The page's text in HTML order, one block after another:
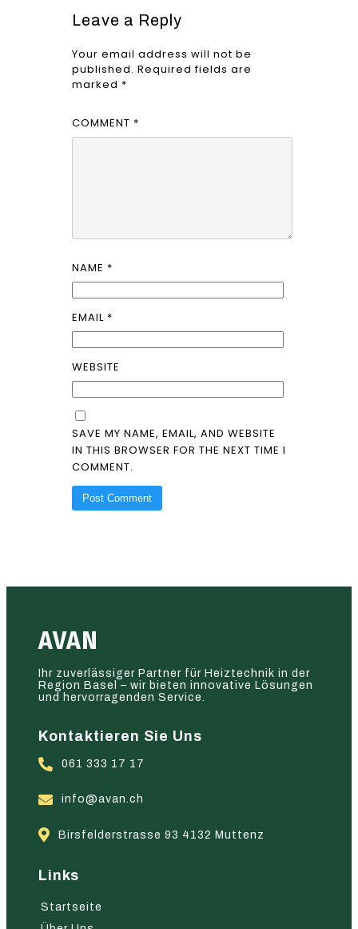
Leave a Reply
Your email address will not be
published. Required fields are
marked *
COMMENT *
NAME *
EMAIL *
WEBSITE
SAVE MY NAME, EMAIL, AND WEBSITE
IN THIS BROWSER FOR THE NEXT TIME I
COMMENT.
AVAN
Ihr zuverlässiger Partner für Heiztechnik in der
Region Basel – wir bieten innovative Lösungen
und hervorragenden Service.
Kontaktieren Sie Uns
061 333 17 17
info@avan.ch
Birsfelderstrasse 93 4132 Muttenz
Links
Startseite